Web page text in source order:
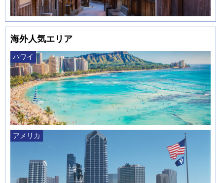
海外人気エリア
ハワイ
アメリカ